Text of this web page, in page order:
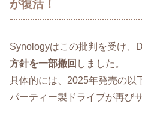
が復活！
Synologyはこの批判を受け、
方針を一部撤回 しました。
具体的には、2025年発売の以
パーティー製ドライブが再び